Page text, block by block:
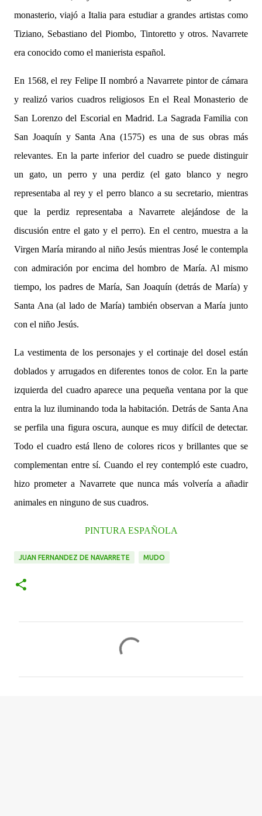
monasterio, viajó a Italia para estudiar a grandes artistas como
Tiziano, Sebastiano del Piombo, Tintoretto y otros. Navarrete
era conocido como el manierista español.
En 1568, el rey Felipe II nombró a Navarrete pintor de cámara
y realizó varios cuadros religiosos En el Real Monasterio de
San Lorenzo del Escorial en Madrid. La Sagrada Familia con
San Joaquín y Santa Ana (1575) es una de sus obras más
relevantes. En la parte inferior del cuadro se puede distinguir
un gato, un perro y una perdiz (el gato blanco y negro
representaba al rey y el perro blanco a su secretario, mientras
que la perdiz representaba a Navarrete alejándose de la
discusión entre el gato y el perro). En el centro, muestra a la
Virgen María mirando al niño Jesús mientras José le contempla
con admiración por encima del hombro de María. Al mismo
tiempo, los padres de María, San Joaquín (detrás de María) y
Santa Ana (al lado de María) también observan a María junto
con el niño Jesús.
La vestimenta de los personajes y el cortinaje del dosel están
doblados y arrugados en diferentes tonos de color. En la parte
izquierda del cuadro aparece una pequeña ventana por la que
entra la luz iluminando toda la habitación. Detrás de Santa Ana
se perfila una figura oscura, aunque es muy difícil de detectar.
Todo el cuadro está lleno de colores ricos y brillantes que se
complementan entre sí. Cuando el rey contempló este cuadro,
hizo prometer a Navarrete que nunca más volvería a añadir
animales en ninguno de sus cuadros.
PINTURA ESPAÑOLA
JUAN FERNANDEZ DE NAVARRETE MUDO